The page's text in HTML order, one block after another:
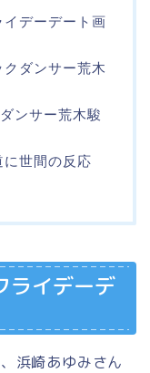
デーデート画
ダンサー荒木
ンサー荒木駿
世間の反応
ライデーデ
浜崎あゆみさん